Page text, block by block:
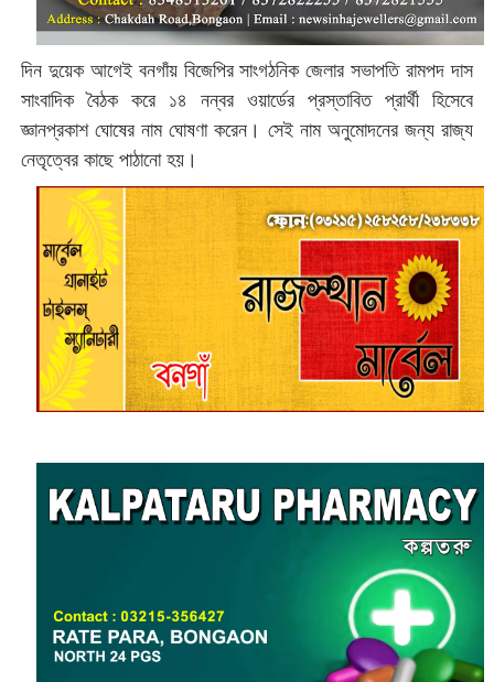
দিন দুয়েক আগেই বনগাঁয় বিজেপির সাংগঠনিক জেলার সভাপতি রামপদ দাস
সাংবাদিক বৈঠক করে ১৪ নন্বর ওয়ার্ডের প্রস্তাবিত প্রার্থী হিসেবে
জ্ঞানপ্রকাশ ঘোষের নাম ঘোষণা করেন। সেই নাম অনুমোদনের জন্য রাজ্য
নেতৃত্বের কাছে পাঠানো হয়।